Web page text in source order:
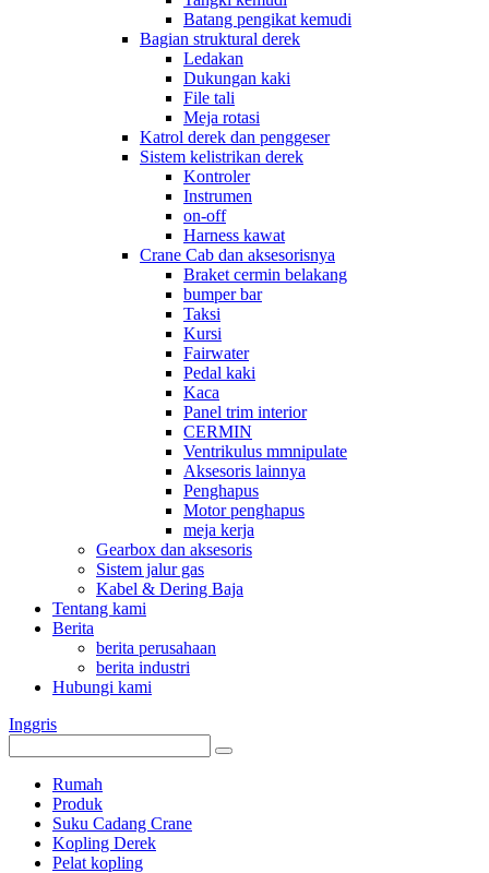
Batang pengikat kemudi
Bagian struktural derek
Ledakan
Dukungan kaki
File tali
Meja rotasi
Katrol derek dan penggeser
Sistem kelistrikan derek
Kontroler
Instrumen
on-off
Harness kawat
Crane Cab dan aksesorisnya
Braket cermin belakang
bumper bar
Taksi
Kursi
Fairwater
Pedal kaki
Kaca
Panel trim interior
CERMIN
Ventrikulus mmnipulate
Aksesoris lainnya
Penghapus
Motor penghapus
meja kerja
Gearbox dan aksesoris
Sistem jalur gas
Kabel & Dering Baja
Tentang kami
Berita
berita perusahaan
berita industri
Hubungi kami
Inggris
Rumah
Produk
Suku Cadang Crane
Kopling Derek
Pelat kopling